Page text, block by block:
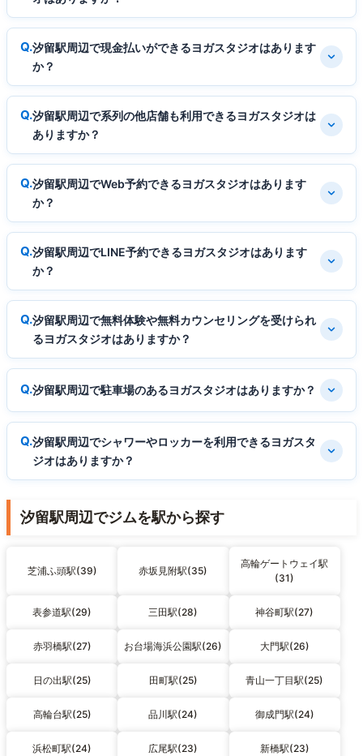
汐留駅周辺で現金払いができるヨガスタジオはあります
か？
汐留駅周辺で系列の他店舗も利用できるヨガスタジオは
ありますか？
汐留駅周辺でWeb予約できるヨガスタジオはあります
か？
汐留駅周辺でLINE予約できるヨガスタジオはあります
か？
汐留駅周辺で無料体験や無料カウンセリングを受けられ
るヨガスタジオはありますか？
汐留駅周辺で駐車場のあるヨガスタジオはありますか？
汐留駅周辺でシャワーやロッカーを利用できるヨガスタ
ジオはありますか？
汐留駅周辺でジムを駅から探す
芝浦ふ頭駅(39) 赤坂見附駅(35)
高輪ゲートウェイ駅
(31)
表参道駅(29) 三田駅(28) 神谷町駅(27)
赤羽橋駅(27) お台場海浜公園駅(26) 大門駅(26)
日の出駅(25) 田町駅(25) 青山一丁目駅(25)
高輪台駅(25) 品川駅(24) 御成門駅(24)
浜松町駅(24) 広尾駅(23) 新橋駅(23)